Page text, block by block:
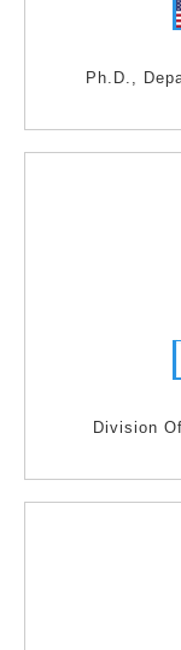
Ph.D.,
Division